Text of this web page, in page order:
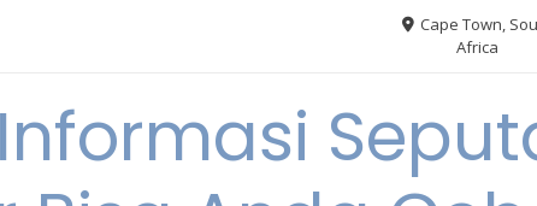
Cape Town,
Africa
Informasi